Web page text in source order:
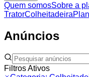
Quem somosSobre a
TratorColheitadeira
Anúncios
Filtros Ativos